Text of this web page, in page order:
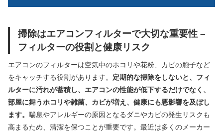
掃除はエアコンフィルターで大切な重要性 –
フィルターの役割と健康リスク
エアコンのフィルターは空気中のホコリや花粉、カビの胞子など
をキャッチする役割があります。 定期的な掃除をしないと、フィ
ルターに汚れが蓄積し、エアコンの性能が低下するだけでなく、
部屋に舞うホコリや雑菌、カビが増え、健康にも悪影響を及ぼし
ます。 喘息やアレルギーの原因となるダニやカビの発生リスクも
高まるため、清潔を保つことが重要です。最近は多くのメーカー